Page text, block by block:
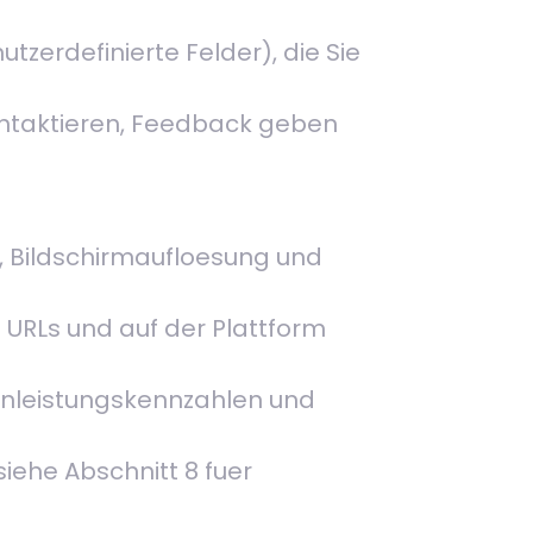
Felder), die Sie
Feedback geben
und
und auf der Plattform
und
Abschnitt 8 fuer